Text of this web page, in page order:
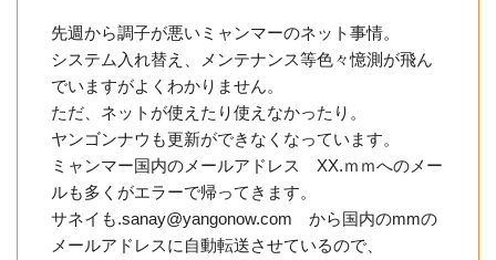
先週から調子が悪いミャンマーのネット事情。
システム入れ替え、メンテナンス等色々憶測が飛ん
でいますがよくわかりません。
ただ、ネットが使えたり使えなかったり。
ヤンゴンナウも更新ができなくなっています。
ミャンマー国内のメールアドレス XX.ｍｍへのメー
ルも多くがエラーで帰ってきます。
サネイも.sanay@yangonow.com から国内のmmの
メールアドレスに自動転送させているので、